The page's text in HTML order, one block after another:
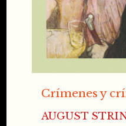
Crímenes y
AUGUST